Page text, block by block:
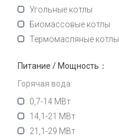
Угольные котлы
Биомассовые котлы
Термомасляные котлы
Питание / Мощность：
Горячая вода:
0,7-14 МВт
14,1-21 МВт
21,1-29 МВт